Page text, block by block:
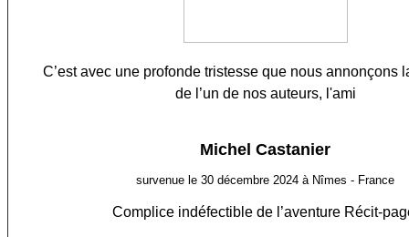
C’est avec une profonde tristesse que nous annonçons
de l’un de nos auteurs, l'ami
Michel Castanier
survenue le 30 décembre 2024 à Nîmes - France
Complice indéfectible de l’aventure Récit-